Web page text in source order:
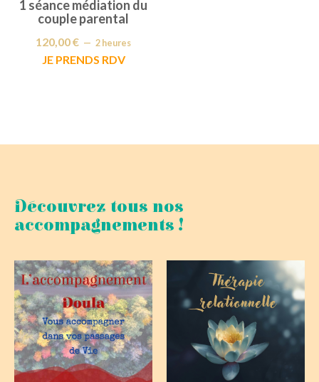
1 séance médiation du
couple parental
120,00€ 2 heures
JE PRENDS RDV
Découvrez tous nos
accompagnements !